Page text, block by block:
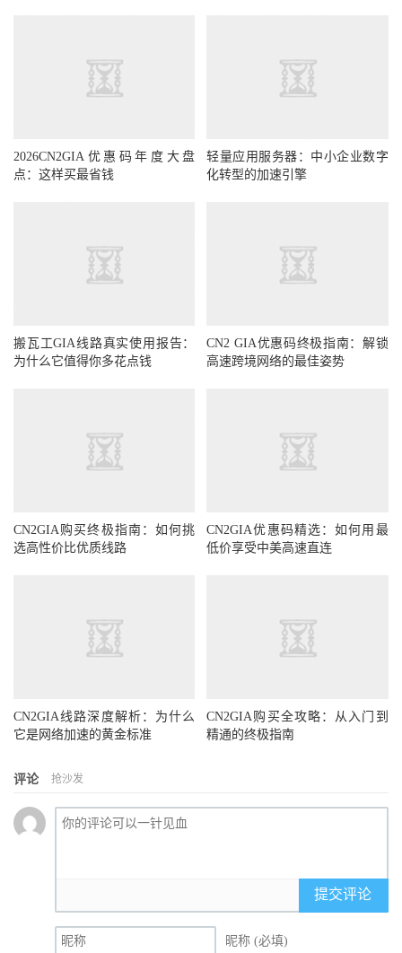
2026CN2GIA优惠码年度大盘
点：这样买最省钱
轻量应用服务器：中小企业数字
化转型的加速引擎
搬瓦工GIA线路真实使用报告：
为什么它值得你多花点钱
CN2 GIA优惠码终极指南：解锁
高速跨境网络的最佳姿势
CN2GIA购买终极指南：如何挑
选高性价比优质线路
CN2GIA优惠码精选：如何用最
低价享受中美高速直连
CN2GIA线路深度解析：为什么
它是网络加速的黄金标准
CN2GIA购买全攻略：从入门到
精通的终极指南
评论 抢沙发
提交评论
昵称 (必填)